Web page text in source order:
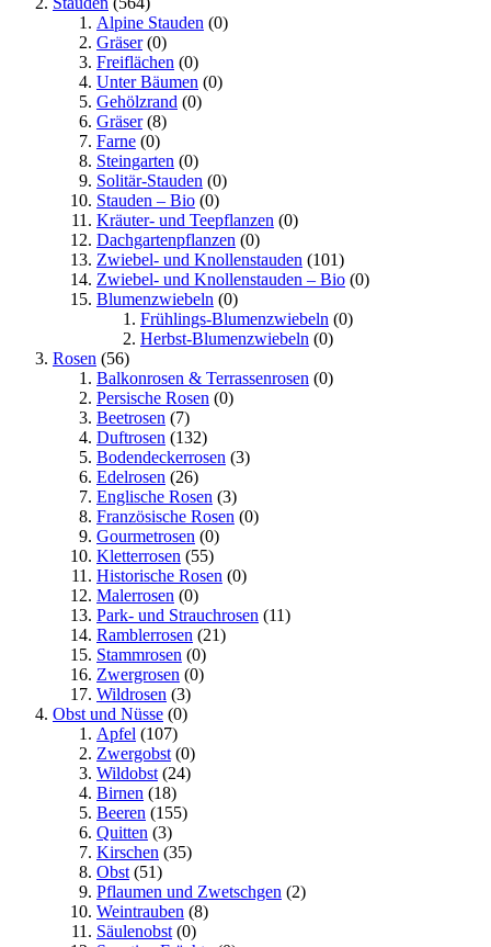
Alpine Stauden (0)
Gräser(0)
Freiflächen (0)
Unter Bäumen (0)
Gehölzrand (0)
Gräser(8)
Farne (0)
Steingarten (0)
Solitär-Stauden (0)
Stauden – Bio (0)
Kräuter- und Teepflanzen (0)
Dachgartenpflanzen (0)
Zwiebel- und Knollenstauden (101)
Zwiebel- und Knollenstauden – Bio (0)
Blumenzwiebeln (0)
Frühlings-Blumenzwiebeln (0)
Herbst-Blumenzwiebeln (0)
Rosen (56)
Balkonrosen & Terrassenrosen (0)
Persische Rosen (0)
Beetrosen (7)
Duftrosen (132)
Bodendeckerrosen (3)
Edelrosen (26)
Englische Rosen (3)
Französische Rosen (0)
Gourmetrosen (0)
Kletterrosen (55)
Historische Rosen (0)
Malerrosen (0)
Park- und Strauchrosen (11)
Ramblerrosen (21)
Stammrosen (0)
Zwergrosen (0)
Wildrosen (3)
Obst und Nüsse (0)
Apfel (107)
Zwergobst (0)
Wildobst (24)
Birnen (18)
Beeren (155)
Quitten (3)
Kirschen (35)
Obst (51)
Pflaumen und Zwetschgen (2)
Weintrauben (8)
Säulenobst (0)